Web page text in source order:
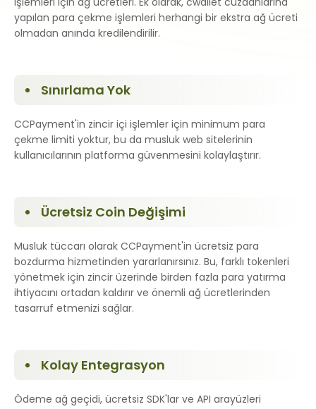
yapılan para çekme işlemleri herhangi bir ekstra ağ ücreti
olmadan anında kredilendirilir.
Sınırlama Yok
CCPayment'in zincir içi işlemler için minimum para
çekme limiti yoktur, bu da musluk web sitelerinin
kullanıcılarının platforma güvenmesini kolaylaştırır.
Ücretsiz Coin Değişimi
Musluk tüccarı olarak CCPayment'in ücretsiz para
bozdurma hizmetinden yararlanırsınız. Bu, farklı tokenleri
yönetmek için zincir üzerinde birden fazla para yatırma
ihtiyacını ortadan kaldırır ve önemli ağ ücretlerinden
tasarruf etmenizi sağlar.
Kolay Entegrasyon
Ödeme ağ geçidi, ücretsiz SDK'lar ve API arayüzleri